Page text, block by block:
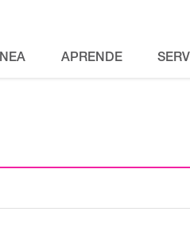
APRENDE